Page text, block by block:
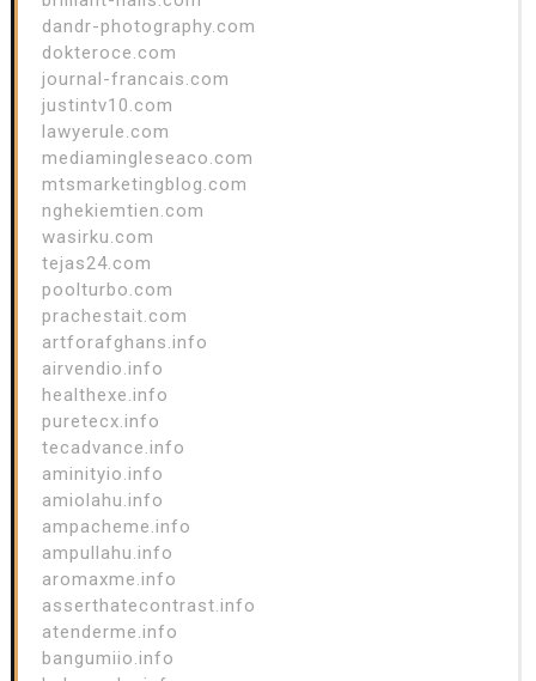
dandr-photography.com
dokteroce.com
journal-francais.com
justintv10.com
lawyerule.com
mediamingleseaco.com
mtsmarketingblog.com
nghekiemtien.com
wasirku.com
tejas24.com
poolturbo.com
prachestait.com
artforafghans.info
airvendio.info
healthexe.info
puretecx.info
tecadvance.info
aminityio.info
amiolahu.info
ampacheme.info
ampullahu.info
aromaxme.info
asserthatecontrast.info
atenderme.info
bangumiio.info